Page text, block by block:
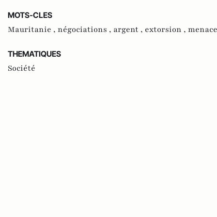
MOTS-CLES
Mauritanie , négociations , argent , extorsion , menace
THEMATIQUES
Société